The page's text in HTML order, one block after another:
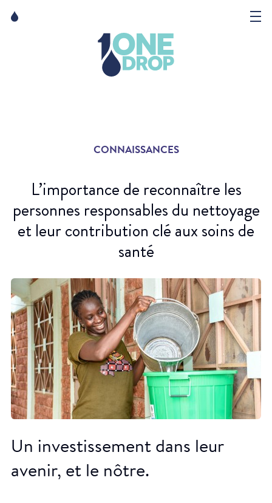
CONNAISSANCES
L’importance de reconnaître les
personnes responsables du nettoyage
et leur contribution clé aux soins de
santé
Un investissement dans leur
avenir, et le nôtre.